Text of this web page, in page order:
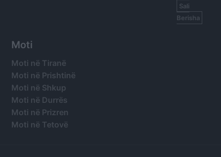
Sali
Berisha
Moti
Moti në Tiranë
Moti në Prishtinë
Moti në Shkup
Moti në Durrës
Moti në Prizren
Moti në Tetovë